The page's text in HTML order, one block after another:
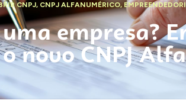
CNPJ, CNPJ ALFANUMÉRICO,
empresa?
novo CNPJ